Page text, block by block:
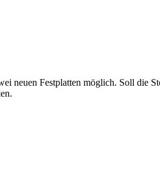
neuen Festplatten möglich. Soll die